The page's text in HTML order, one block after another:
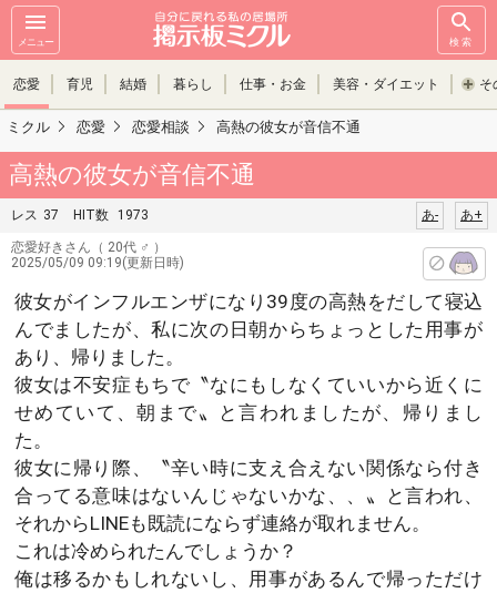
メニュー 検索
恋愛 育児 結婚 暮らし 仕事・お金 美容・ダイエット そ
ミクル 恋愛 恋愛相談 高熱の彼女が音信不通
高熱の彼女が音信不通
レス 37 HIT数 1973 あ+
あ-
恋愛好きさん （ 20代 ♂ ）
2025/05/09 09:19(更新日時)
彼女がインフルエンザになり39度の高熱をだして寝込
んでましたが、私に次の日朝からちょっとした用事が
あり、帰りました。
彼女は不安症もちで〝なにもしなくていいから近くに
せめていて、朝まで〟と言われましたが、帰りまし
た。
彼女に帰り際、〝辛い時に支え合えない関係なら付き
合ってる意味はないんじゃないかな、、〟と言われ、
それからLINEも既読にならず連絡が取れません。
これは冷められたんでしょうか？
俺は移るかもしれないし、用事があるんで帰っただけ